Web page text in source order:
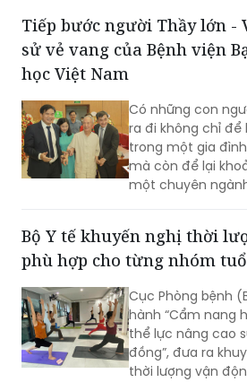
học Việt Nam
Có những con
trong một gia
mà còn để lại
một chuyên
từ biệt của Anh
thuốc Nhân dân,
một mất mát như
Bộ Y tế khuyến nghị thời
Cục Phòng bệnh
hành “Cẩm nang
thể lực nâng cao
đồng”, đưa ra
thời lượng vận
nhóm tuổi, từ trẻ
người cao tuổi
khỏe và phòng
Đoàn công tác Bộ Y tế